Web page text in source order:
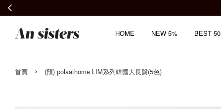
HOME NEW 5% BEST 50
首頁 › (預) polaathome LIM系列韓國大長盤(5色)